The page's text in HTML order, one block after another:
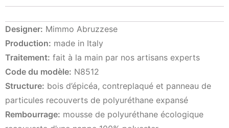
Designer: Mimmo Abruzzese
Production: made in Italy
Traitement: fait à la main par nos artisans experts
Code du modèle: N8512
Structure: bois d’épicéa, contreplaqué et panneau de
particules recouverts de polyuréthane expansé
Rembourrage: mousse de polyuréthane écologique